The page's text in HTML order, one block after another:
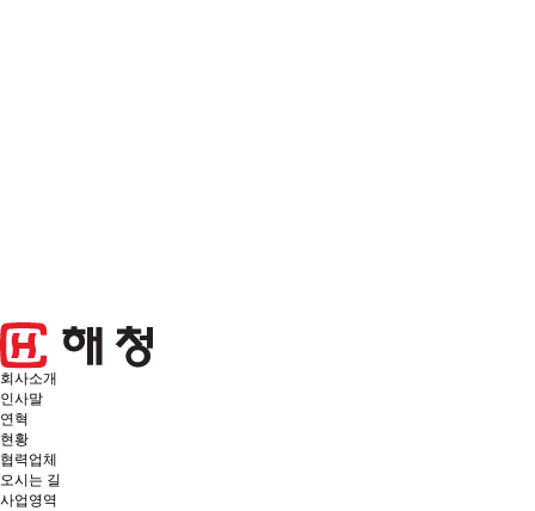
회사소개
인사말
연혁
현황
협력업체
오시는 길
사업영역